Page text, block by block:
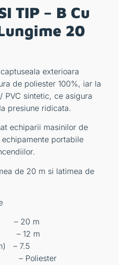
TIP – B Cu
20
exterioara
de poliester 100%, iar la
PVC sintetic, ce asigura
presiune ridicata.
echiparii masinilor de
portabile
de 20 m si latimea de
– 20 m
– 12 m
– 7.5
Poliester